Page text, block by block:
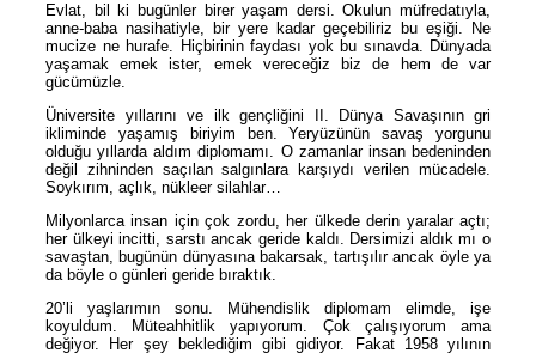
Evlat, bil ki bugünler birer yaşam dersi. Okulun müfredatıyla,
anne-baba nasihatiyle, bir yere kadar geçebiliriz bu eşiği. Ne
mucize ne hurafe. Hiçbirinin faydası yok bu sınavda. Dünyada
yaşamak emek ister, emek vereceğiz biz de hem de var
gücümüzle.
Üniversite yıllarını ve ilk gençliğini II. Dünya Savaşının gri
ikliminde yaşamış biriyim ben. Yeryüzünün savaş yorgunu
olduğu yıllarda aldım diplomamı. O zamanlar insan bedeninden
değil zihninden saçılan salgınlara karşıydı verilen mücadele.
Soykırım, açlık, nükleer silahlar…
Milyonlarca insan için çok zordu, her ülkede derin yaralar açtı;
her ülkeyi incitti, sarstı ancak geride kaldı. Dersimizi aldık mı o
savaştan, bugünün dünyasına bakarsak, tartışılır ancak öyle ya
da böyle o günleri geride bıraktık.
20’li yaşlarımın sonu. Mühendislik diplomam elimde, işe
koyuldum. Müteahhitlik yapıyorum. Çok çalışıyorum ama
değiyor. Her şey beklediğim gibi gidiyor. Fakat 1958 yılının